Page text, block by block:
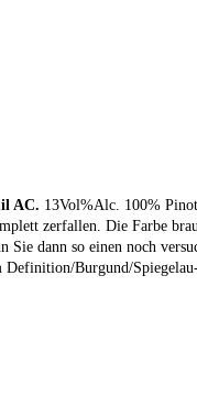
AC. 13Vol%Alc. 100%
zerfallen. Die Farbe
Sie dann so einen noch
Definition/Burgund/